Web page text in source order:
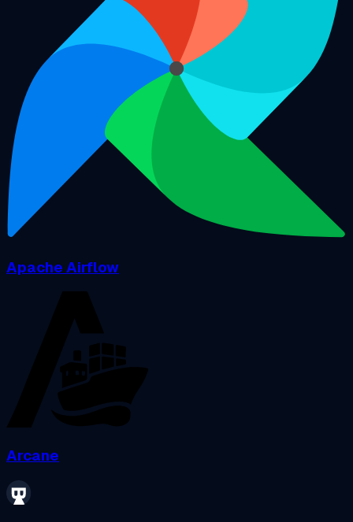
Apache Airflow
Arcane